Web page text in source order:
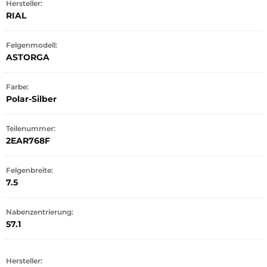
Hersteller:
RIAL
Felgenmodell:
ASTORGA
Farbe:
Polar-Silber
Teilenummer:
2EAR768F
Felgenbreite:
7.5
Nabenzentrierung:
57.1
Hersteller: